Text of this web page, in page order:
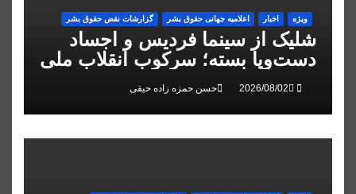
ویژه اخبار اعلاميه جهانی حقوق بشر گزارشات نقض حقوق بشر
شلیک از سینما فردیس و اجساد
دست‌وپا بسته؛ سرکوب انقلاب ملی
در البرز
حسن حمزه زاده حیقی